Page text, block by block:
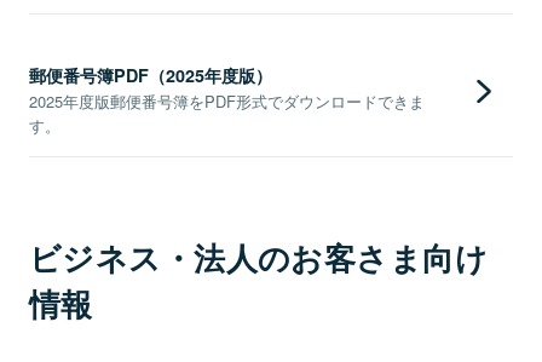
郵便番号簿PDF（2025年度版）
2025年度版郵便番号簿をPDF形式でダウンロードできま
す。
ビジネス・法人のお客さま向け
情報